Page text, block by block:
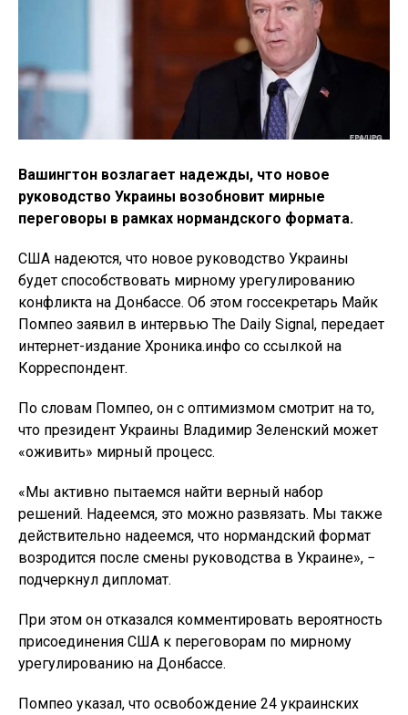
Вашингтон возлагает надежды, что новое
руководство Украины возобновит мирные
переговоры в рамках нормандского формата.
США надеются, что новое руководство Украины
будет способствовать мирному урегулированию
конфликта на Донбассе. Об этом госсекретарь Майк
Помпео заявил в интервью The Daily Signal, передает
интернет-издание Хроника.инфо со ссылкой на
Корреспондент.
По словам Помпео, он с оптимизмом смотрит на то,
что президент Украины Владимир Зеленский может
«оживить» мирный процесс.
«Мы активно пытаемся найти верный набор
решений. Надеемся, это можно развязать. Мы также
действительно надеемся, что нормандский формат
возродится после смены руководства в Украине», −
подчеркнул дипломат.
При этом он отказался комментировать вероятность
присоединения США к переговорам по мирному
урегулированию на Донбассе.
Помпео указал, что освобождение 24 украинских